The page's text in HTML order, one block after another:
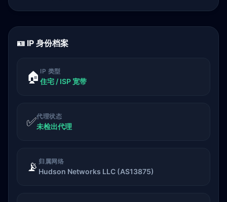
🪪 IP 身份档案
🏠 IP 类型
住宅 / ISP 宽带
✅代理状态
未检出代理
📡 归属网络
Hudson Networks LLC (AS13875)